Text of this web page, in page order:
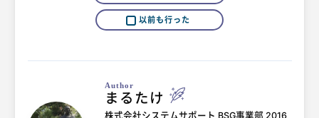
以前も行った
Author
まるたけ
株式会社システムサポート BSG事業部 2016